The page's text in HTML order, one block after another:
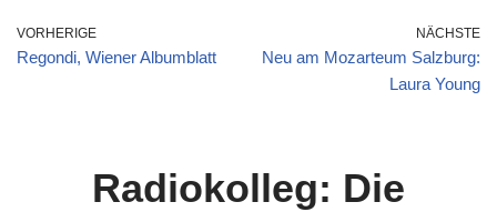
VORHERIGE
Regondi, Wiener Albumblatt
NÄCHSTE
Neu am Mozarteum Salzburg:
Laura Young
Radiokolleg: Die